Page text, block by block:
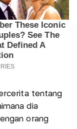
tentang
dia
orang